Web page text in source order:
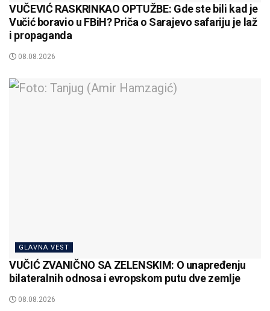
VUČEVIĆ RASKRINKAO OPTUŽBE: Gde ste bili kad je
Vučić boravio u FBiH? Priča o Sarajevo safariju je laž
i propaganda
08.08.2026
GLAVNA VEST
VUČIĆ ZVANIČNO SA ZELENSKIM: O unapređenju
bilateralnih odnosa i evropskom putu dve zemlje
08.08.2026